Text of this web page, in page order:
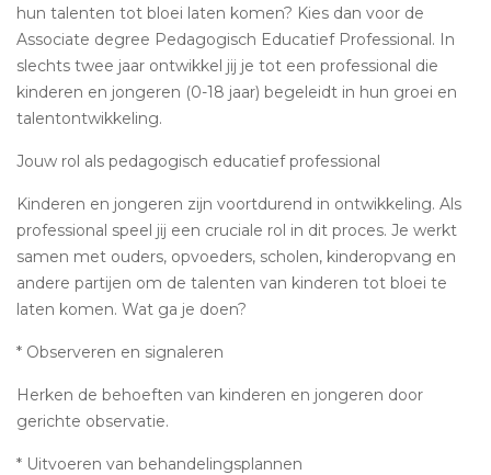
hun talenten tot bloei laten komen? Kies dan voor de
Associate degree Pedagogisch Educatief Professional. In
slechts twee jaar ontwikkel jij je tot een professional die
kinderen en jongeren (0-18 jaar) begeleidt in hun groei en
talentontwikkeling.
Jouw rol als pedagogisch educatief professional
Kinderen en jongeren zijn voortdurend in ontwikkeling. Als
professional speel jij een cruciale rol in dit proces. Je werkt
samen met ouders, opvoeders, scholen, kinderopvang en
andere partijen om de talenten van kinderen tot bloei te
laten komen. Wat ga je doen?
* Observeren en signaleren
Herken de behoeften van kinderen en jongeren door
gerichte observatie.
* Uitvoeren van behandelingsplannen